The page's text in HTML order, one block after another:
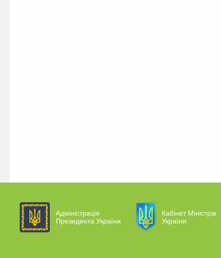
Адміністрація
Президента України
Кабінет Міністрів
України